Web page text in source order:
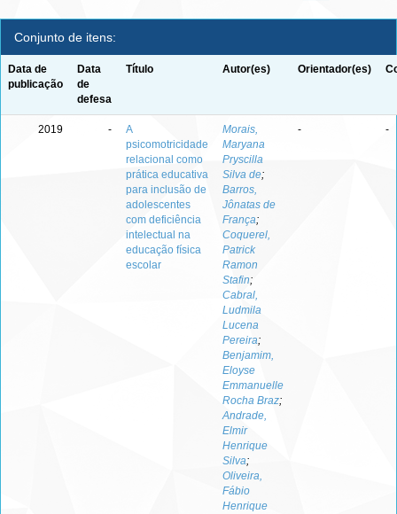
Conjunto de itens:
Data de
publicação
Data
de
defesa
Título Autor(es) Orientador(es)
2019 -
A
psicomotricidade
relacional como
prática educativa
para inclusão de
adolescentes
com deficiência
intelectual na
educação física
escolar
Morais,
Maryana
Pryscilla
Silva de;
Barros,
Jônatas de
França;
Coquerel,
Patrick
Ramon
Stafin;
Cabral,
Ludmila
Lucena
Pereira;
Benjamim,
Eloyse
Emmanuelle
Rocha Braz;
Andrade,
Elmir
Henrique
Silva;
Oliveira,
Fábio
Henrique
- -